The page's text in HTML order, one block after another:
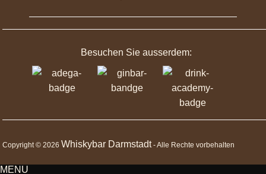
Besuchen Sie ausserdem:
Copyright © 2026 Whiskybar Darmstadt- Alle Rechte vorbehalten
MENU